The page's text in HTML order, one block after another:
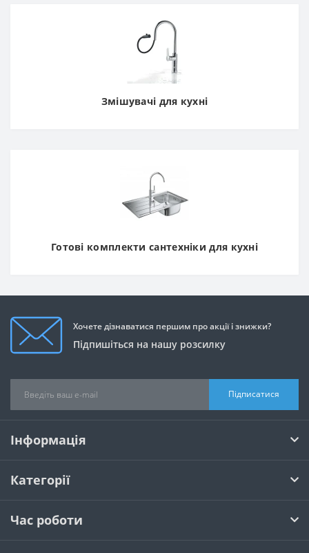
Змішувачі для кухні
Готові комплекти сантехніки для кухні
Хочете дізнаватися першим про акції і знижки?
Підпишіться на нашу розсилку
Підписатися
Інформація
Категорії
Час роботи